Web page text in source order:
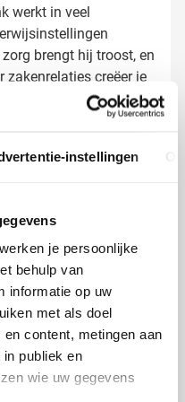
instellingen
je persoonlijke
behulp van
informatie op uw
met als doel
content, metingen aan
publiek en
wie uw gegevens
werkt in veel
brengt hij troost, en
zakenrelaties creëer je
ribstof geeft deze
uitstraling die past
maken we van
Kies
ooretiket
extra persoonlijke
je bedrukte
op het ooretiket van
gratis digitaal